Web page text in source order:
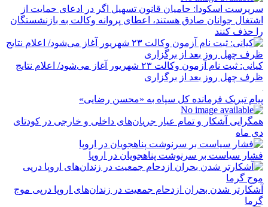
سرپرست اسکودا: حامیان قانون تسهیل اگر در ادعای حمایت از
اشتغال جوانان صادق هستند، اعطای پروانه وکالت به بازنشستگان
را حذف کنند
کیانی: ثبت نام آزمون وکالت ۲۳ شهریور آغاز می‌شود/ اعلام نتایج
ظرف چهل روز بعد از برگزاری
پیام تبریک فرمانده کل سپاه به «محسن رضایی»
همگرایی آشکار و تمام عیار جریان‌های داخلی و خارجی در کودتای
دی ماه
فشار سیاست بر سرنوشت پناهجویان در اروپا
آشکارتر شدن بحران ازدحام جمعیت در زندان‌های اروپا درپی موج
گرما